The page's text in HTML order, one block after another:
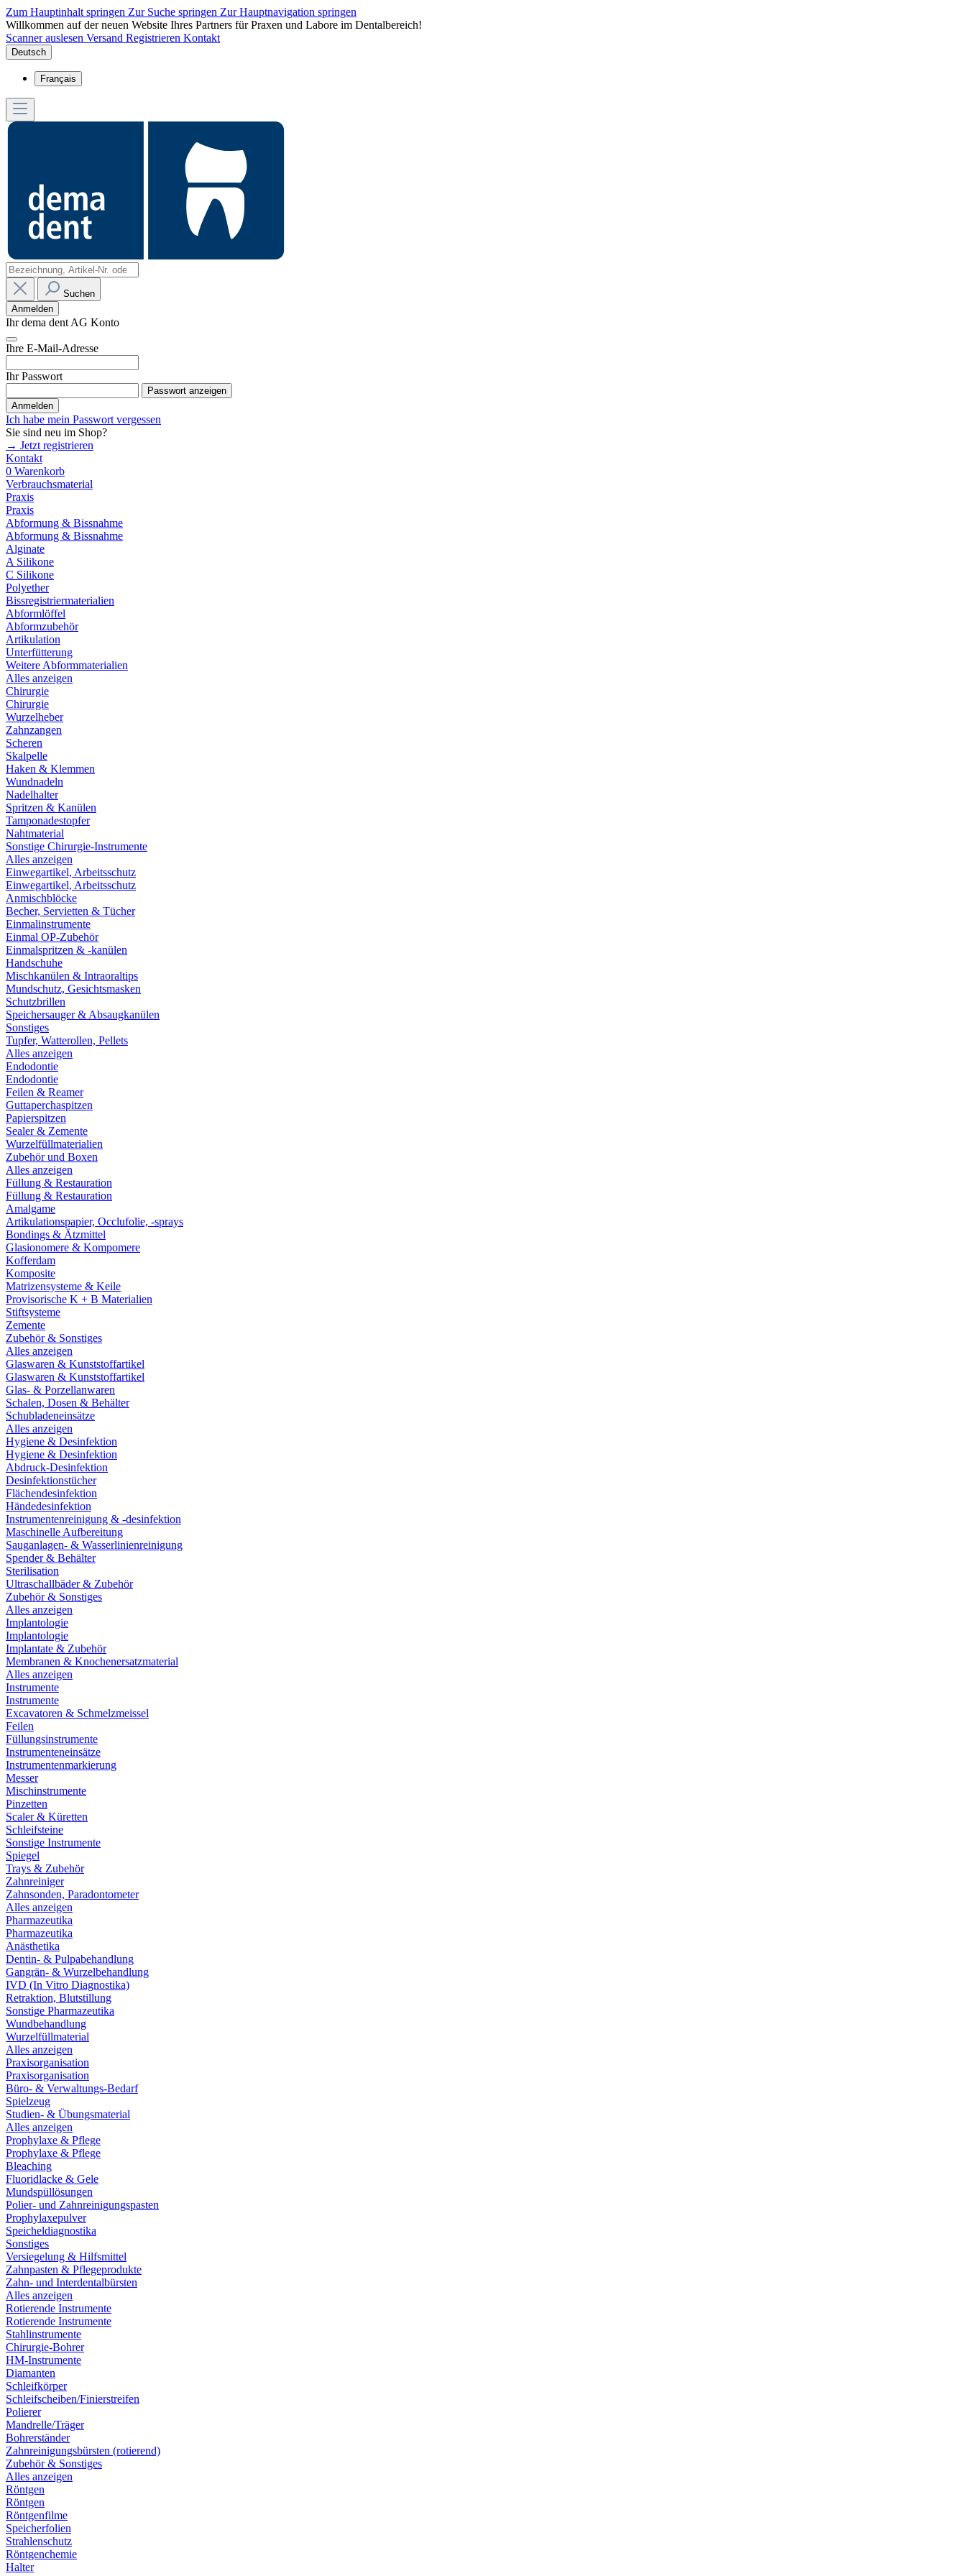
Zum Hauptinhalt springen Zur Suche springen Zur Hauptnavigation springen
Willkommen auf der neuen Website Ihres Partners für Praxen und Labore im Dentalbereich!
Scanner auslesen Versand Registrieren Kontakt
Deutsch
Français
Suchen
Anmelden
Ihr dema dent AG Konto
Ihre E-Mail-Adresse
Ihr Passwort
Passwort anzeigen
Anmelden
Ich habe mein Passwort vergessen
Sie sind neu im Shop?
→ Jetzt registrieren
Kontakt
0 Warenkorb
Verbrauchsmaterial
Praxis
Praxis
Abformung & Bissnahme
Abformung & Bissnahme
Alginate
A Silikone
C Silikone
Polyether
Bissregistriermaterialien
Abformlöffel
Abformzubehör
Artikulation
Unterfütterung
Weitere Abformmaterialien
Alles anzeigen
Chirurgie
Chirurgie
Wurzelheber
Zahnzangen
Scheren
Skalpelle
Haken & Klemmen
Wundnadeln
Nadelhalter
Spritzen & Kanülen
Tamponadestopfer
Nahtmaterial
Sonstige Chirurgie-Instrumente
Alles anzeigen
Einwegartikel, Arbeitsschutz
Einwegartikel, Arbeitsschutz
Anmischblöcke
Becher, Servietten & Tücher
Einmalinstrumente
Einmal OP-Zubehör
Einmalspritzen & -kanülen
Handschuhe
Mischkanülen & Intraoraltips
Mundschutz, Gesichtsmasken
Schutzbrillen
Speichersauger & Absaugkanülen
Sonstiges
Tupfer, Watterollen, Pellets
Alles anzeigen
Endodontie
Endodontie
Feilen & Reamer
Guttaperchaspitzen
Papierspitzen
Sealer & Zemente
Wurzelfüllmaterialien
Zubehör und Boxen
Alles anzeigen
Füllung & Restauration
Füllung & Restauration
Amalgame
Artikulationspapier, Occlufolie, -sprays
Bondings & Ätzmittel
Glasionomere & Kompomere
Kofferdam
Komposite
Matrizensysteme & Keile
Provisorische K + B Materialien
Stiftsysteme
Zemente
Zubehör & Sonstiges
Alles anzeigen
Glaswaren & Kunststoffartikel
Glaswaren & Kunststoffartikel
Glas- & Porzellanwaren
Schalen, Dosen & Behälter
Schubladeneinsätze
Alles anzeigen
Hygiene & Desinfektion
Hygiene & Desinfektion
Abdruck-Desinfektion
Desinfektionstücher
Flächendesinfektion
Händedesinfektion
Instrumentenreinigung & -desinfektion
Maschinelle Aufbereitung
Sauganlagen- & Wasserlinienreinigung
Spender & Behälter
Sterilisation
Ultraschallbäder & Zubehör
Zubehör & Sonstiges
Alles anzeigen
Implantologie
Implantologie
Implantate & Zubehör
Membranen & Knochenersatzmaterial
Alles anzeigen
Instrumente
Instrumente
Excavatoren & Schmelzmeissel
Feilen
Füllungsinstrumente
Instrumenteneinsätze
Instrumentenmarkierung
Messer
Mischinstrumente
Pinzetten
Scaler & Küretten
Schleifsteine
Sonstige Instrumente
Spiegel
Trays & Zubehör
Zahnreiniger
Zahnsonden, Paradontometer
Alles anzeigen
Pharmazeutika
Pharmazeutika
Anästhetika
Dentin- & Pulpabehandlung
Gangrän- & Wurzelbehandlung
IVD (In Vitro Diagnostika)
Retraktion, Blutstillung
Sonstige Pharmazeutika
Wundbehandlung
Wurzelfüllmaterial
Alles anzeigen
Praxisorganisation
Praxisorganisation
Büro- & Verwaltungs-Bedarf
Spielzeug
Studien- & Übungsmaterial
Alles anzeigen
Prophylaxe & Pflege
Prophylaxe & Pflege
Bleaching
Fluoridlacke & Gele
Mundspüllösungen
Polier- und Zahnreinigungspasten
Prophylaxepulver
Speicheldiagnostika
Sonstiges
Versiegelung & Hilfsmittel
Zahnpasten & Pflegeprodukte
Zahn- und Interdentalbürsten
Alles anzeigen
Rotierende Instrumente
Rotierende Instrumente
Stahlinstrumente
Chirurgie-Bohrer
HM-Instrumente
Diamanten
Schleifkörper
Schleifscheiben/Finierstreifen
Polierer
Mandrelle/Träger
Bohrerständer
Zahnreinigungsbürsten (rotierend)
Zubehör & Sonstiges
Alles anzeigen
Röntgen
Röntgen
Röntgenfilme
Speicherfolien
Strahlenschutz
Röntgenchemie
Halter